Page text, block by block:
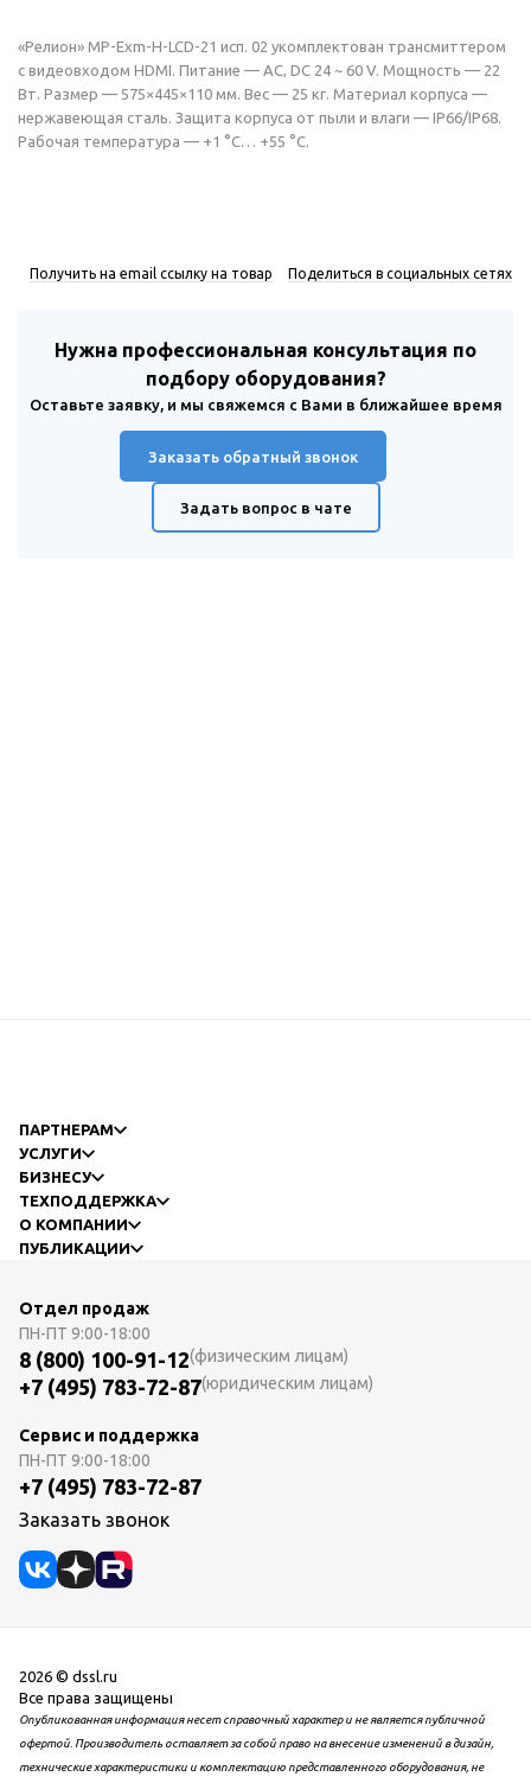
«Релион» МР-Exm-Н-LCD-21 исп. 02 укомплектован трансмиттером
с видеовходом HDMI. Питание — AC, DC 24 ~ 60 V. Мощность — 22
Вт. Размер — 575×445×110 мм. Вес — 25 кг. Материал корпуса —
нержавеющая сталь. Защита корпуса от пыли и влаги — IP66/IP68.
Рабочая температура — +1 °C… +55 °C.
Получить на email ссылку на товар Поделиться в социальных сетях
Нужна профессиональная консультация по
подбору оборудования?
Оставьте заявку, и мы свяжемся с Вами в ближайшее время
Заказать обратный звонок
Задать вопрос в чате
ПАРТНЕРАМ
УСЛУГИ
БИЗНЕСУ
ТЕХПОДДЕРЖКА
О КОМПАНИИ
ПУБЛИКАЦИИ
Отдел продаж
ПН-ПТ 9:00-18:00
8 (800) 100-91-12(физическим лицам)
+7 (495) 783-72-87(юридическим лицам)
Сервис и поддержка
ПН-ПТ 9:00-18:00
+7 (495) 783-72-87
Заказать звонок
2026 © dssl.ru
Все права защищены
Опубликованная информация несет справочный характер и не является публичной
офертой. Производитель оставляет за собой право на внесение изменений в дизайн,
технические характеристики и комплектацию представленного оборудования, не